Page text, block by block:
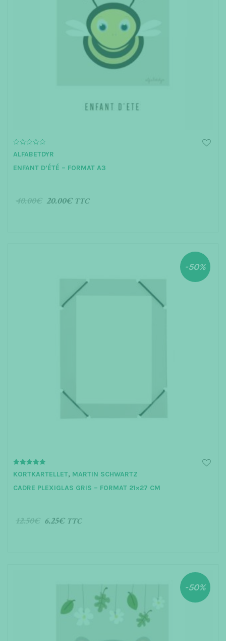
o
t
ALFABETDYR
ENFANT D’ÉTÉ – FORMAT A3
40.00€ 20.00€ TTC
-50%
5.00
out of 5
KORTKARTELLET, MARTIN SCHWARTZ
CADRE PLEXIGLAS GRIS – FORMAT 21×27 CM
12.50€ 6.25€ TTC
-50%